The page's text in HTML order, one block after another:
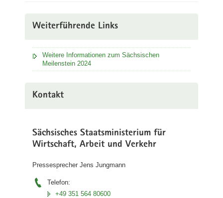
Weiterführende Links
Weitere Informationen zum Sächsischen
Meilenstein 2024
Kontakt
Sächsisches Staatsministerium für
Wirtschaft, Arbeit und Verkehr
Pressesprecher Jens Jungmann
Telefon:
+49 351 564 80600